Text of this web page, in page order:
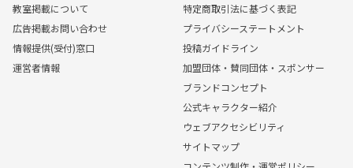
教室掲載について
広告掲載お問い合わせ
情報提供(受付)窓口
運営者情報
特定商取引法に基づく表記
プライバシーステートメント
投稿ガイドライン
加盟団体・賛同団体・スポンサー
ブランドコンセプト
公式キャラクター紹介
ウェブアクセシビリティ
サイトマップ